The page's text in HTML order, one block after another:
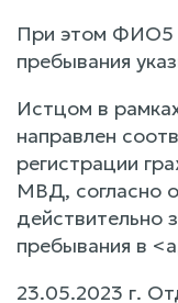
При этом ФИО5
пребывания
Истцом в
направлен
регистрации
МВД, согласно
действительно
пребывания в
23.05.2023 г.